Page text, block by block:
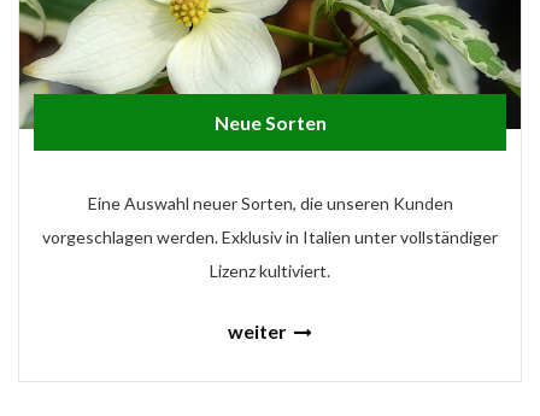
Neue Sorten
Eine Auswahl neuer Sorten, die unseren Kunden
vorgeschlagen werden. Exklusiv in Italien unter vollständiger
Lizenz kultiviert.
weiter